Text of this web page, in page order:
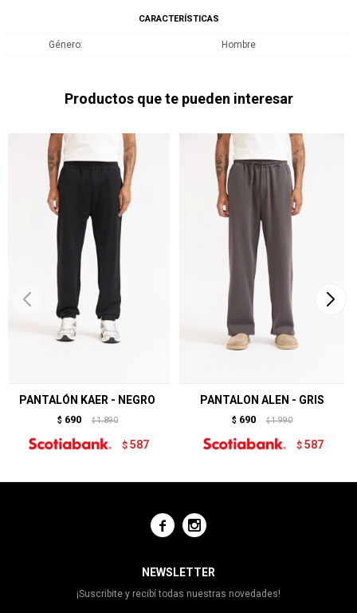
CARACTERÍSTICAS
Género Hombre
Productos que te pueden interesar
PANTALÓN KAER - NEGRO
$ 690 $ 1.890
$ 587
PANTALON ALEN - GRIS
$ 690 $ 1.990
$ 587
 
NEWSLETTER
¡Suscribite y recibí todas nuestras novedades!